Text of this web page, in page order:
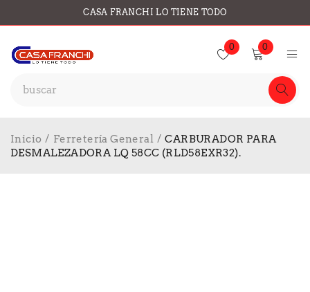
CASA FRANCHI LO TIENE TODO
0 0
Inicio / Ferretería General / CARBURADOR PARA
DESMALEZADORA LQ 58CC (RLD58EXR32).